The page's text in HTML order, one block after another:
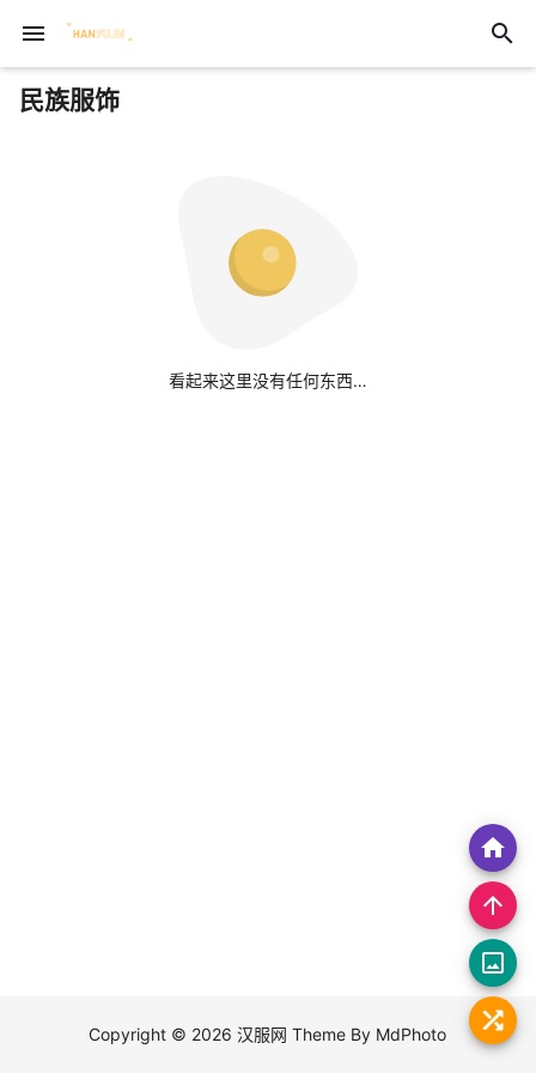
menu search
民族服饰
看起来这里没有任何东西…
home
arrow_upward
crop_original
Copyright © 2026汉服网 Theme By MdPhoto